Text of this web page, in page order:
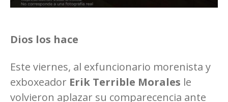
Dios los hace
Este viernes, al exfuncionario morenista y
exboxeador Erik Terrible Morales le
volvieron aplazar su comparecencia ante